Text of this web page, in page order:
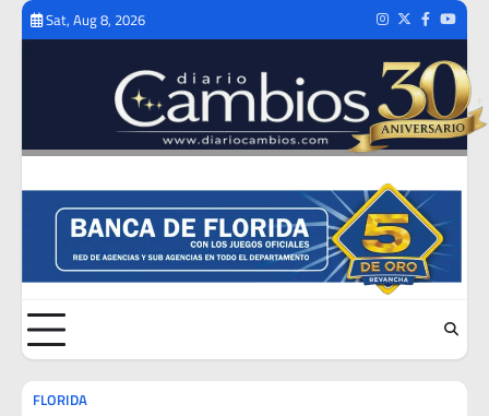
Skip
Sat, Aug 8, 2026 Instagram
TwitterFacebook
FLORIDA